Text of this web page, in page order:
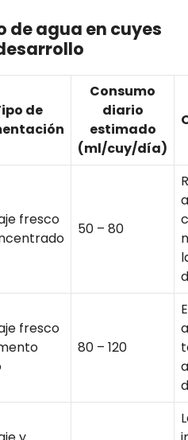
de agua en cuyes
de
Consumo
diario
estimado
(ml/cuy/día)
fresco
50 – 80
fresco
80 – 120